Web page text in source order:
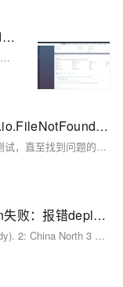
复杂项目即时通讯从android 5升级android x后遗症之解决报错#79 java.io.EOFException Unexpected end of ZLIB input stream-优雅草卓伊凡|bigniu
复杂项目即时通讯从android 5升级android x后遗症之解决报错#79 java.io.EOFException Unexpected end of ZLIB input stream-优雅草卓伊凡|bigniu
postman发起post请求遇到报错：java.io.FileNotFoundException (文件名、目录名或卷标语法不正确。)
遇到bug报错，多猜可能的原因，控制变量反复测试，直至找到问题的关键，然后再思考如何解决或者回避。 博客不应该只有代码和解决方案，重点应该在于给出解决方案的同时分享思维模式，只有思维才能可持续地解决问题，只有思维才是真正值得学习和分享的核心要素。如果这篇博客能给您带来一点帮助，麻烦您点个赞支持一下，还可以收藏起来
【Azure Function】部署Java Function失败：报错deploy [ERROR] Status code 401和警告 'China North 3' may not be a valid region
1:deploy [ERROR] Status code 401, (empty body). 2: China North 3 may not be a valid region，please refer to https://aka.ms/maven_function_configuration#supported-regions for values. 3: <azure.functions.maven.plugin.version>1.36.0</azure.functions.maven.plugin.version>